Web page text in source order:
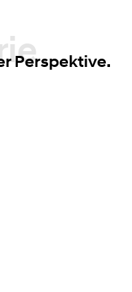
Perspektive.